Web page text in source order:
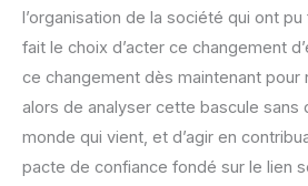
l’organisation de la société qui ont
fait le choix d’acter ce changement
ce changement dès maintenant pour
alors de analyser cette bascule sans
monde qui vient, et d’agir en
pacte de confiance fondé sur le lien